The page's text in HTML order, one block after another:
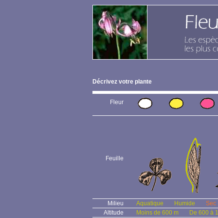
Décrivez votre plante
Fleur
Feuille
Milieu Aquatique Humide
Sec
Altitude
Moins de 600 m
De 600 à